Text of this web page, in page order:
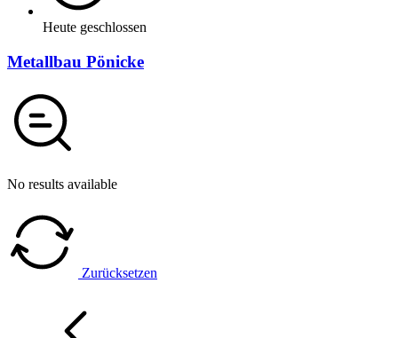
Heute geschlossen
Metallbau Pönicke
No results available
Zurücksetzen